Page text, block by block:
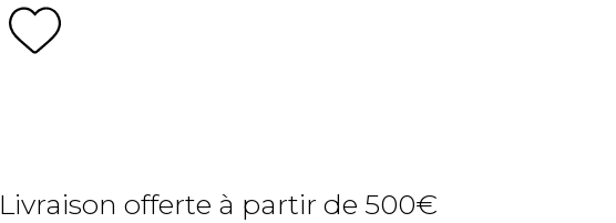
Livraison offerte à partir de 500€